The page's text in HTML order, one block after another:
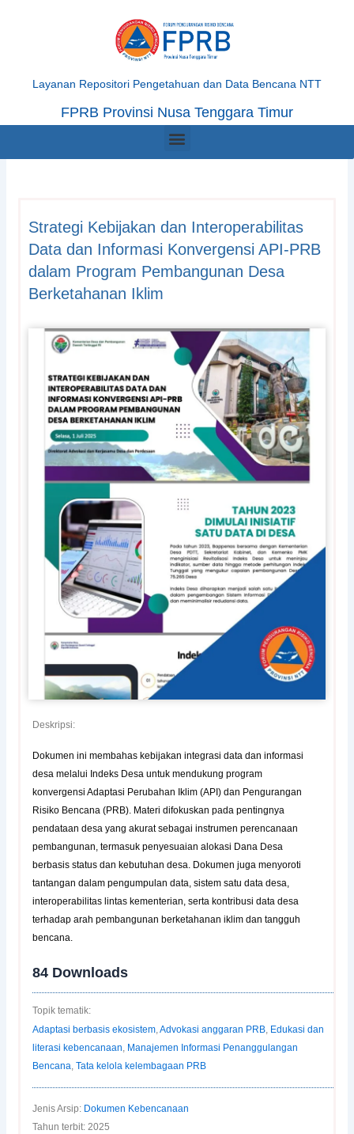
Layanan Repositori Pengetahuan dan Data Bencana NTT
FPRB Provinsi Nusa Tenggara Timur
Menu
Strategi Kebijakan dan Interoperabilitas
Data dan Informasi Konvergensi API-PRB
dalam Program Pembangunan Desa
Berketahanan Iklim
Deskripsi:
Dokumen ini membahas kebijakan integrasi data dan informasi
desa melalui Indeks Desa untuk mendukung program
konvergensi Adaptasi Perubahan Iklim (API) dan Pengurangan
Risiko Bencana (PRB). Materi difokuskan pada pentingnya
pendataan desa yang akurat sebagai instrumen perencanaan
pembangunan, termasuk penyesuaian alokasi Dana Desa
berbasis status dan kebutuhan desa. Dokumen juga menyoroti
tantangan dalam pengumpulan data, sistem satu data desa,
interoperabilitas lintas kementerian, serta kontribusi data desa
terhadap arah pembangunan berketahanan iklim dan tangguh
bencana.
84 Downloads
Topik tematik:
Adaptasi berbasis ekosistem,Advokasi anggaran PRB, Edukasi dan
literasi kebencanaan, Manajemen Informasi Penanggulangan
Bencana,Tata kelola kelembagaan PRB
Jenis Arsip: Dokumen Kebencanaan
Tahun terbit: 2025